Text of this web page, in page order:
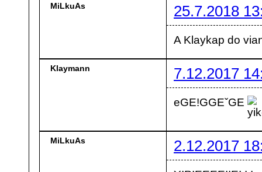
MiLkuAs 25.7.2018
A Klaykap do
Klaymann 7.12.2017
eGE!GGEˇGE
MiLkuAs 2.12.2017